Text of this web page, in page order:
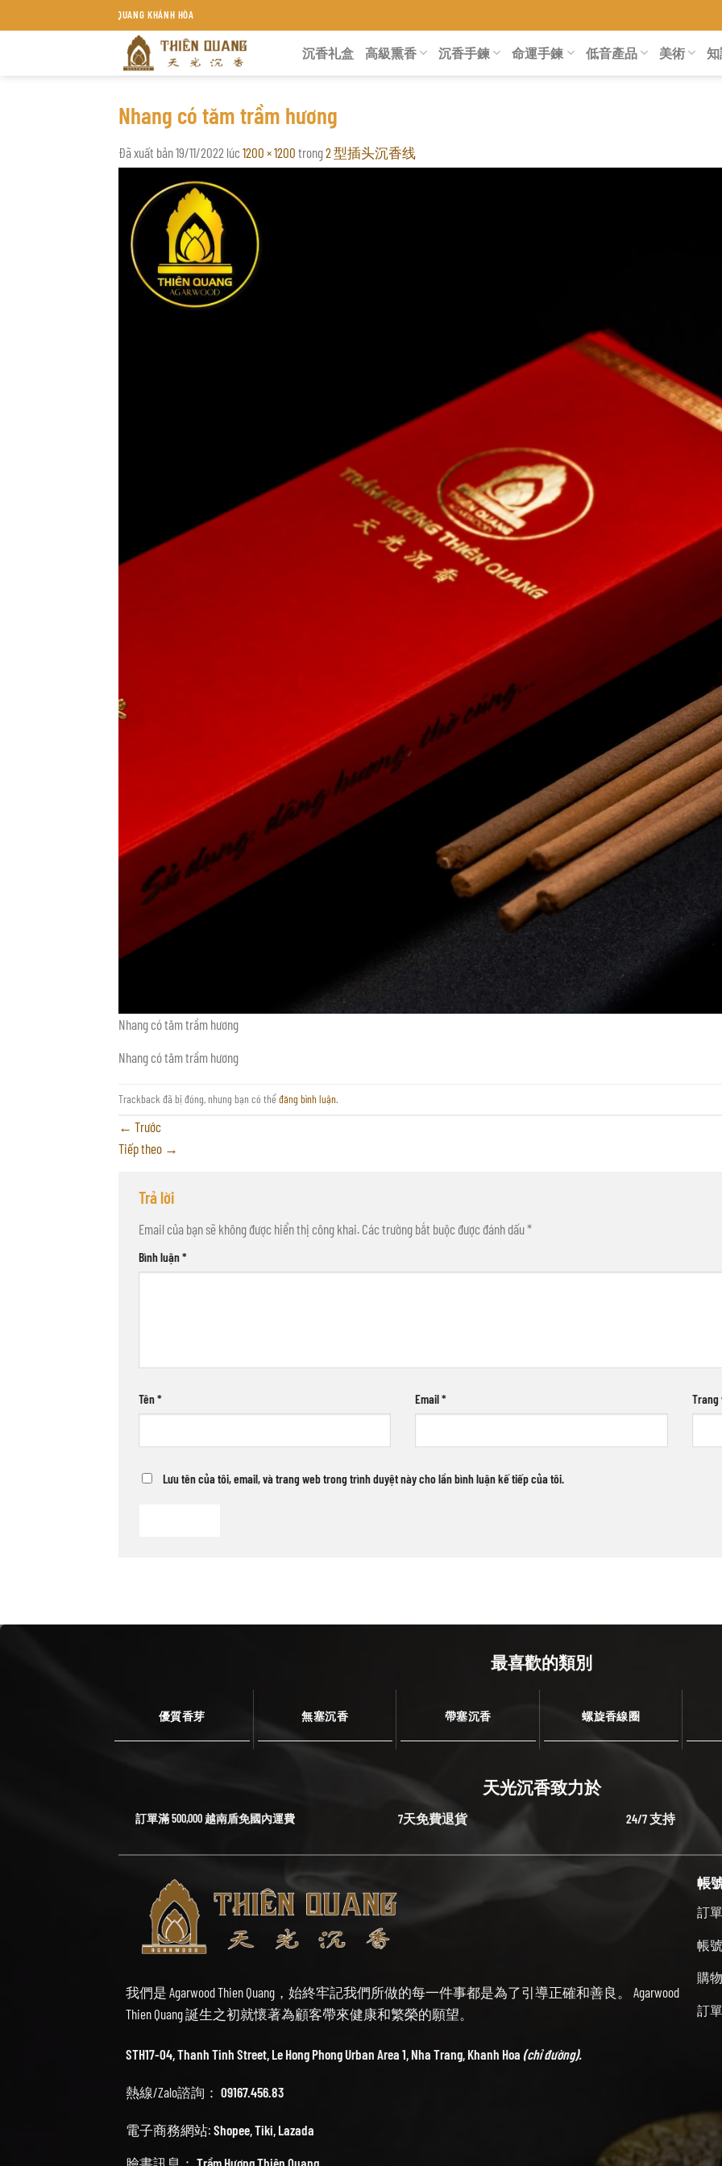
đến
THIÊN QUANG KHÁNH HÒA
沉香礼盒 高級熏香 沉香手鍊 命運手鍊 低音產品 美術
Nhang có tăm trầm hương
Đã xuất bản19/11/2022 lúc1200 × 1200 trong2 型插头沉香线
Nhang có tăm trầm hương
Nhang có tăm trầm hương
Trackback đã bị đóng, nhưng bạn có thểđăng bình luận.
← Trước
Tiếp theo →
Trả lời
Email của bạn sẽ không được hiển thị công khai. Các trường bắt buộc được đánh dấu*
Bình luận*
Tên* Email* Trang
Lưu tên của tôi, email, và trang web trong trình duyệt này cho lần bình luận kế tiếp của tôi.
最喜歡的類別
優質香芽 無塞沉香 帶塞沉香 螺旋香線圈
天光沉香致力於
訂單滿 500,000 越南盾免國內運費 7天免費退貨 24/7 支持
我們是 Agarwood Thien Quang，始終牢記我們所做的每一件事都是為了引導正確和善良。 Agarwood
Thien Quang 誕生之初就懷著為顧客帶來健康和繁榮的願望。
STH17-04, Thanh Tinh Street, Le Hong Phong Urban Area 1, Nha Trang, Khanh Hoa (chỉ đường).
熱線/Zalo諮詢： 09167.456.83
電子商務網站: Shopee,Tiki, Lazada
臉書訊息： Trầm Hương Thiên Quang
帳
訂單
帳號
購
訂